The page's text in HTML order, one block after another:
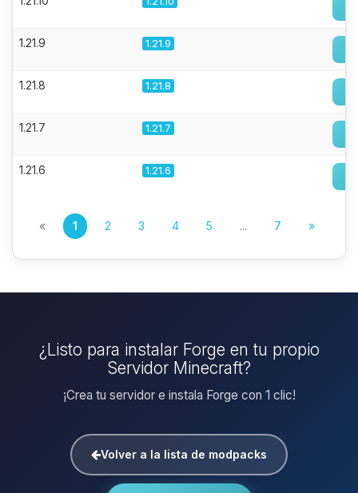
1.21.9 1.21.9
1.21.8 1.21.8
1.21.7 1.21.7
1.21.6 1.21.6
« 1 2 3 4 5 ... 7 »
¿Listo para instalar Forge en tu propio
Servidor Minecraft?
¡Crea tu servidor e instala Forge con 1 clic!
Volver a la lista de modpacks